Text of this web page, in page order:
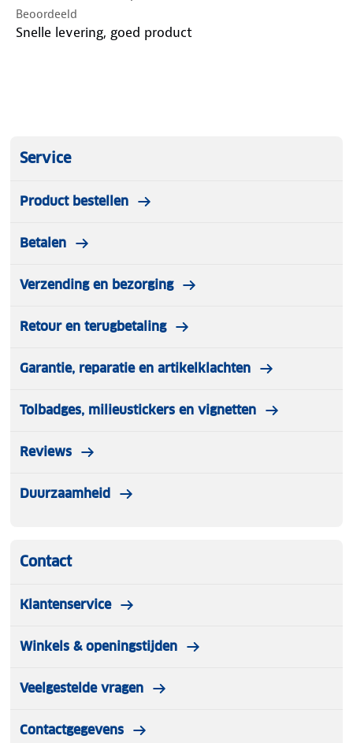
Beoordeeld
Snelle levering, goed product
Service
Product bestellen
Betalen
Verzending en bezorging
Retour en terugbetaling
Garantie, reparatie en artikelklachten
Tolbadges, milieustickers en vignetten
Reviews
Duurzaamheid
Contact
Klantenservice
Winkels & openingstijden
Veelgestelde vragen
Contactgegevens